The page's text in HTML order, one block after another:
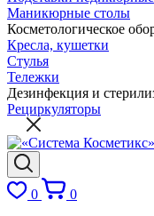
Маникюрные столы
Косметологическое
Кресла, кушетки
Стулья
Тележки
Дезинфекция и
Рециркуляторы
0
0